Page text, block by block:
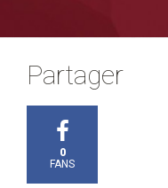
Partager
0
FANS